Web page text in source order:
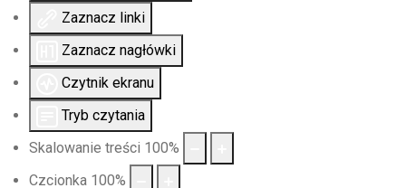
Zaznacz linki
Zaznacz nagłówki
Czytnik ekranu
Tryb czytania
Skalowanie treści 100%
Czcionka 100%